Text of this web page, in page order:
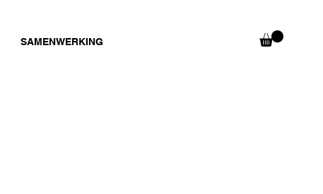
SAMENWERKING